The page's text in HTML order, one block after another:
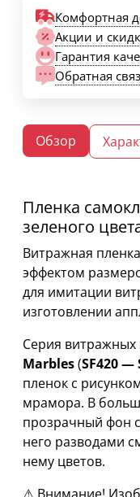
Комфортная
Акции и
Гарантия
Обратная
Обзор
Пленка
зеленого
Витражная
эффектом
для имитации
изготовлении
Серия
Marbles(SF420 —
пленок с
мрамора. В
прозрачный фон
него разводами
нему цветов.